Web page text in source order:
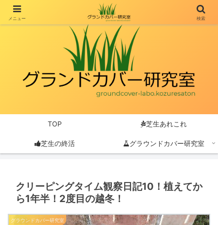
TOP 芝生あれこれ
芝生の終活 グラウンドカバー研究室
クリーピングタイム観察日記10！植えてか
ら1年半！2度目の越冬！
グラウンドカバー研究室
メニュー 検索